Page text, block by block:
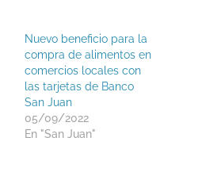
Nuevo beneficio para la
compra de alimentos en
comercios locales con
las tarjetas de Banco
San Juan
05/09/2022
En "San Juan"